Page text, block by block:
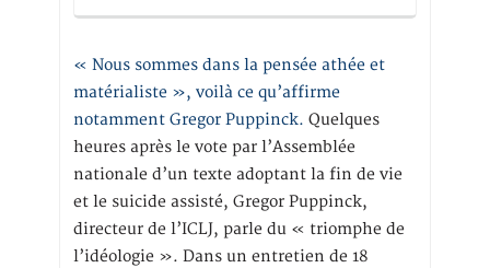
« Nous sommes dans la pensée athée et
matérialiste », voilà ce qu’affirme
notamment Gregor Puppinck. Quelques
heures après le vote par l’Assemblée
nationale d’un texte adoptant la fin de vie
et le suicide assisté, Gregor Puppinck,
directeur de l’ICLJ, parle du « triomphe de
l’idéologie ». Dans un entretien de 18